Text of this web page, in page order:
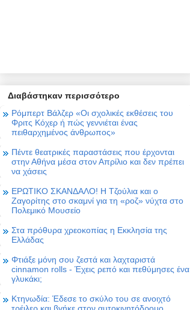
Διαβάστηκαν περισσότερο
Ρόμπερτ Βάλζερ «Οι σχολικές εκθέσεις του
Φριτς Κόχερ ή πώς γεννιέται ένας
πειθαρχημένος άνθρωπος»
Πέντε θεατρικές παραστάσεις που έρχονται
στην Αθήνα μέσα στον Απρίλιο και δεν πρέπει
να χάσεις
ΕΡΩΤΙΚΟ ΣΚΑΝΔΑΛΟ! Η Τζούλια και ο
Ζαγορίτης στο σκαμνί για τη «ροζ» νύχτα στο
Πολεμικό Μουσείο
Στα πρόθυρα χρεοκοπίας η Εκκλησία της
Ελλάδας
Φτιάξε μόνη σου ζεστά και λαχταριστά
cinnamon rolls - Έχεις ρεπό και πεθύμησες ένα
γλυκάκι;
Κτηνωδία: Έδεσε το σκύλο του σε ανοιχτό